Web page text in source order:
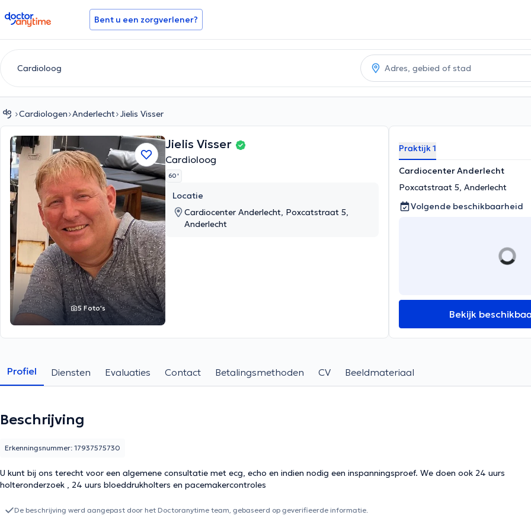
doctoranytime Bent u een zorgverlener?
Cardiologen Anderlecht Jielis Visser
5 Foto's
Jielis Visser
Cardioloog
60 '
Locatie
Cardiocenter Anderlecht, Poxcatstraat 5,
Anderlecht
Praktijk 1
Cardiocenter Anderlecht
Poxcatstraat 5, Anderlecht
Volgende beschikbaarheid
Bekijk
Profiel Diensten Evaluaties Contact Betalingsmethoden CV Beeldmateriaal
Beschrijving
U kunt bij ons terecht voor een algemene consultatie met ecg, echo en indien nodig een inspanningsproef. We doen ook 24 uurs
holteronderzoek , 24 uurs bloeddrukholters en pacemakercontroles
Erkenningsnummer: 17937575730
De beschrijving werd aangepast door het Doctoranytime team, gebaseerd op geverifieerde informatie.